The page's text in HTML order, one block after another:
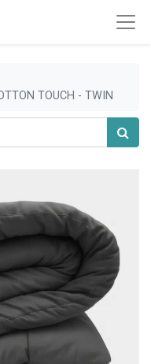
TOUCH - TWIN